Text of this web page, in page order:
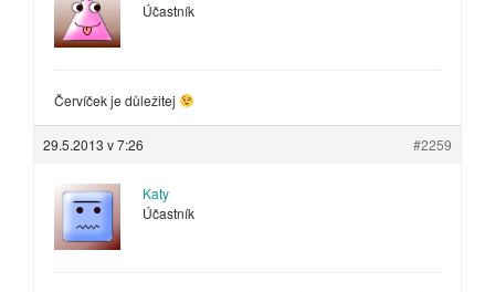
Účastník
Červíček je důležitej
29.5.2013 v 7:26 #2259
Katy
Účastník